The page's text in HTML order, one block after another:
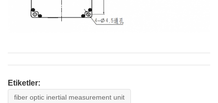
Etiketler:
fiber optic inertial measurement unit